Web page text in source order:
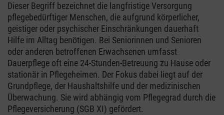
Dieser Begriff bezeichnet die langfristige Versorgung
pflegebedürftiger Menschen, die aufgrund körperlicher,
geistiger oder psychischer Einschränkungen dauerhaft
Hilfe im Alltag benötigen. Bei Seniorinnen und Senioren
oder anderen betroffenen Erwachsenen umfasst
Dauerpflege oft eine 24-Stunden-Betreuung zu Hause oder
stationär in Pflegeheimen. Der Fokus dabei liegt auf der
Grundpflege, der Haushaltshilfe und der medizinischen
Überwachung. Sie wird abhängig vom Pflegegrad durch die
Pflegeversicherung (SGB XI) gefördert.